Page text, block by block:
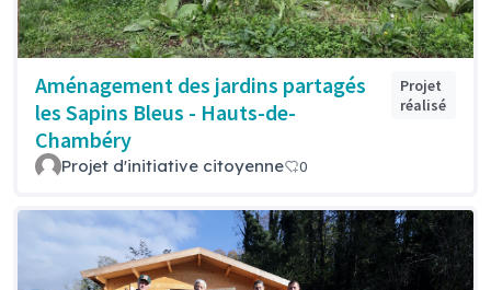
Aménagement des jardins partagés
les Sapins Bleus - Hauts-de-
Chambéry
Projet
réalisé
Projet d'initiative citoyenne 0